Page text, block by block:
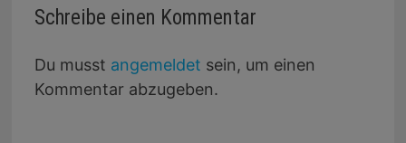
Schreibe einen Kommentar
Du musst angemeldet sein, um einen
Kommentar abzugeben.